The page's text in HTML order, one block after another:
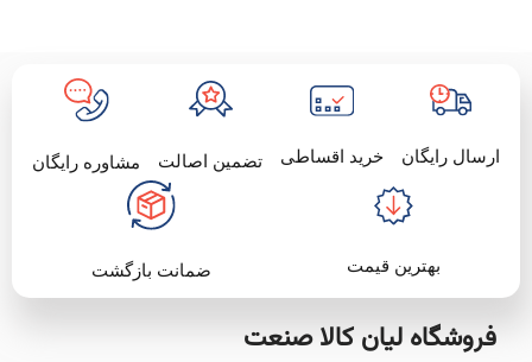
ارسال رایگان خرید اقساطی تضمین اصالت مشاوره رایگان
بهترین قیمت ضمانت بازگشت
فروشگاه لیان‌ کالا صنعت